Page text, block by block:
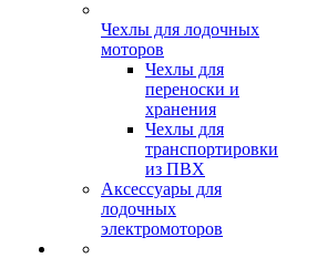
Чехлы для лодочных
моторов
Чехлы для
переноски и
хранения
Чехлы для
транспортировки
из ПВХ
Аксессуары для
лодочных
электромоторов